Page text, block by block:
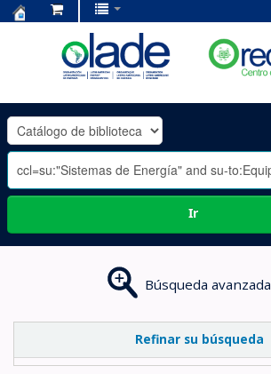
OLADE
-
Ir
Búsqueda avanzada
Refinar su búsqueda